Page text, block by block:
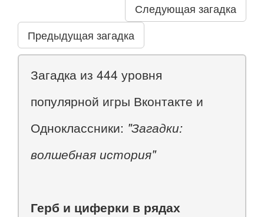
Следующая загадка
Предыдущая загадка
Загадка из 444 уровня
популярной игры Вконтакте и
Одноклассники: "Загадки:
волшебная история"
Герб и циферки в рядах